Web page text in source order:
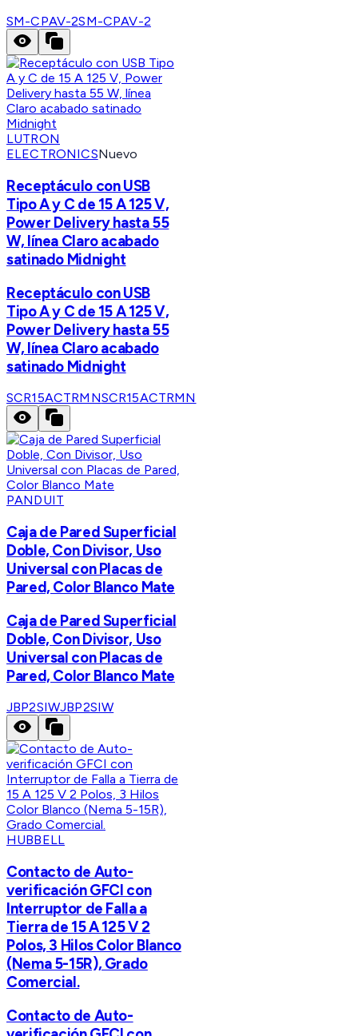
SM-CPAV-2SM-CPAV-2
LUTRON
ELECTRONICSNuevo
Receptáculo con USB
Tipo A y C de 15 A 125 V,
Power Delivery hasta 55
W, línea Claro acabado
satinado Midnight
Receptáculo con USB
Tipo A y C de 15 A 125 V,
Power Delivery hasta 55
W, línea Claro acabado
satinado Midnight
SCR15ACTRMNSCR15ACTRMN
PANDUIT
Caja de Pared Superficial
Doble, Con Divisor, Uso
Universal con Placas de
Pared, Color Blanco Mate
Caja de Pared Superficial
Doble, Con Divisor, Uso
Universal con Placas de
Pared, Color Blanco Mate
JBP2SIWJBP2SIW
HUBBELL
Contacto de Auto-
verificación GFCI con
Interruptor de Falla a
Tierra de 15 A 125 V 2
Polos, 3 Hilos Color Blanco
(Nema 5-15R), Grado
Comercial.
Contacto de Auto-